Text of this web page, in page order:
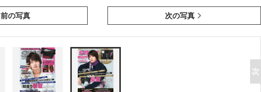
前の写真 次の写真